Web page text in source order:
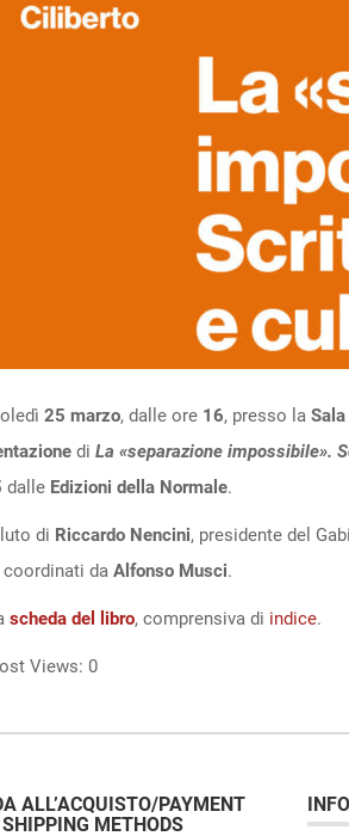
25 marzo, dalle ore 16, presso la Sala
di La «separazione impossibile».
dalle Edizioni della Normale.
di Riccardo Nencini, presidente del
coordinati da Alfonso Musci.
scheda del libro, comprensiva di indice.
Views: 0
ALL’ACQUISTO/PAYMENT
METHODS